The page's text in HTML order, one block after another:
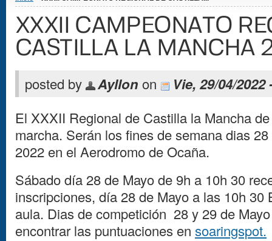
XXXII CAMPEONATO
CASTILLA LA MANCHA
posted by Ayllon on Vie, 29/04/2022
El XXXII Regional de Castilla la Mancha
marcha. Serán los fines de semana dias
2022 en el Aerodromo de Ocaña.
Sábado día 28 de Mayo de 9h a 10h 30
inscripciones, día 28 de Mayo a las 10h 30
aula. Dias de competición 28 y 29 de
encontrar las puntuaciones en soaringspot.